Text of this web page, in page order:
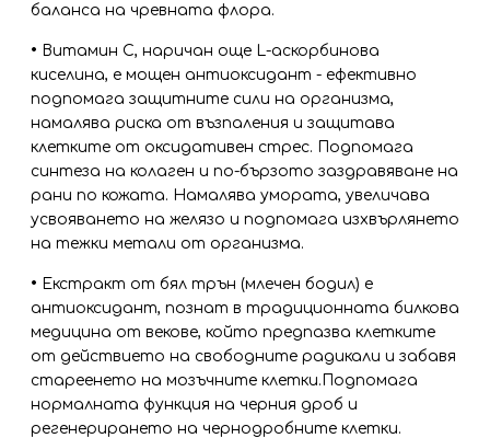
баланса на чревната флора.
• Витамин С, наричан още L-аскорбинова
киселина, е мощен антиоксидант - ефективно
подпомага защитните сили на организма,
намалява риска от възпаления и защитава
клетките от оксидативен стрес. Подпомага
синтеза на колаген и по-бързото заздравяване на
рани по кожата. Намалява умората, увеличава
усвояването на желязо и подпомага изхвърлянето
на тежки метали от организма.
• Екстракт от бял трън (млечен бодил) е
антиоксидант, познат в традиционната билкова
медицина от векове, който предпазва клетките
от действието на свободните радикали и забавя
стареенето на мозъчните клетки.Подпомага
нормалната функция на черния дроб и
регенерирането на чернодробните клетки.